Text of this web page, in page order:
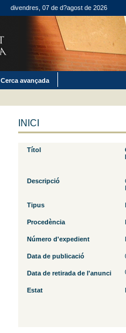
divendres, 07 de d?agost de 2026
Cerca avançada
INICI
Títol
Descripció
Tipus
Procedència
Número d'expedient
Data de publicació
Data de retirada de l'anunci
Estat